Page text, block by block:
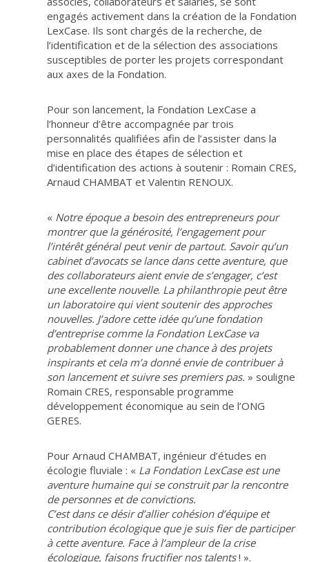
engagés activement dans la création de la Fondation
LexCase. Ils sont chargés de la recherche, de
l’identification et de la sélection des associations
susceptibles de porter les projets correspondant
aux axes de la Fondation.
Pour son lancement, la Fondation LexCase a
l’honneur d’être accompagnée par trois
personnalités qualifiées afin de l’assister dans la
mise en place des étapes de sélection et
d’identification des actions à soutenir : Romain CRES,
Arnaud CHAMBAT et Valentin RENOUX.
« Notre époque a besoin des entrepreneurs pour
montrer que la générosité, l’engagement pour
l’intérêt général peut venir de partout. Savoir qu’un
cabinet d’avocats se lance dans cette aventure, que
des collaborateurs aient envie de s’engager, c’est
une excellente nouvelle. La philanthropie peut être
un laboratoire qui vient soutenir des approches
nouvelles. J’adore cette idée qu’une fondation
d’entreprise comme la Fondation LexCase va
probablement donner une chance à des projets
inspirants et cela m’a donné envie de contribuer à
son lancement et suivre ses premiers pas. » souligne
Romain CRES, responsable programme
développement économique au sein de l’ONG
GERES.
Pour Arnaud CHAMBAT, ingénieur d’études en
écologie fluviale : « La Fondation LexCase est une
aventure humaine qui se construit par la rencontre
de personnes et de convictions.
C’est dans ce désir d’allier cohésion d’équipe et
contribution écologique que je suis fier de participer
à cette aventure. Face à l’ampleur de la crise
écologique, faisons fructifier nos talents! ».